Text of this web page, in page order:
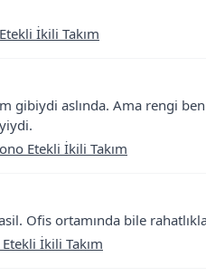
İkili Takım
gibiydi aslında. Ama rengi
Etekli İkili Takım
Ofis ortamında bile
İkili Takım